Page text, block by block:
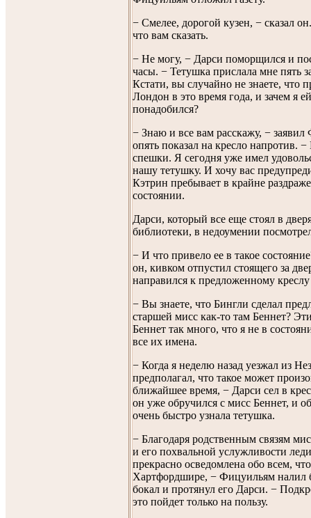
− Смелее, дорогой кузен, − сказал
что вам сказать.
− Не могу, − Дарси поморщился и
часы. − Тетушка прислала мне пять
Кстати, вы случайно не знаете, что
Лондон в это время года, и зачем я ей
понадобился?
− Знаю и все вам расскажу, −
опять показал на кресло напротив.
спешки. Я сегодня уже имел
нашу тетушку. И хочу вас
Кэтрин пребывает в крайне
состоянии.
Дарси, который все еще стоял в
библиотеки, в недоумении
− И что привело ее в такое
он, кивком отпустил стоящего за
направился к предложенному креслу
− Вы знаете, что Бингли сделал
старшей мисс как-то там Беннет?
Беннет так много, что я не в
все их имена.
− Когда я неделю назад уезжал из
предполагал, что такое может
ближайшее время, − Дарси сел в
он уже обручился с мисс Беннет, и
очень быстро узнала тетушка.
− Благодаря родственным связям
и его похвальной услужливости
прекрасно осведомлена обо всем,
Хартфордшире, − Фицуильям налил
бокал и протянул его Дарси. −
это пойдет только на пользу.